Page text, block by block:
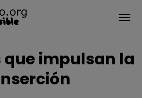
que impulsan la